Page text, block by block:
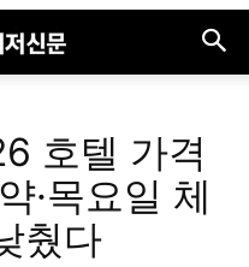
호텔 가격
·목요일 체
췄다